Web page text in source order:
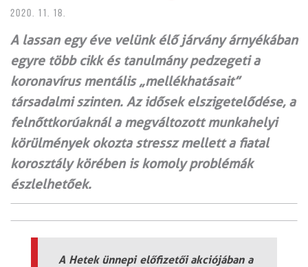
2020. 11. 18.
A lassan egy éve velünk élő járvány árnyékában
egyre több cikk és tanulmány pedzegeti a
koronavírus mentális „mellékhatásait”
társadalmi szinten. Az idősek elszigetelődése, a
felnőttkorúaknál a megváltozott munkahelyi
körülmények okozta stressz mellett a fiatal
korosztály körében is komoly problémák
észlelhetőek.
A Hetek ünnepi előfizetői akciójában a